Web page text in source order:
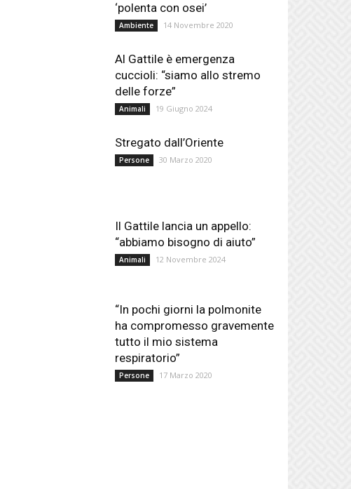
‘polenta con osei’
Ambiente 14 Novembre 2020
Al Gattile è emergenza
cuccioli: “siamo allo stremo
delle forze”
Animali 19 Giugno 2024
Stregato dall’Oriente
Persone 30 Marzo 2020
Il Gattile lancia un appello:
“abbiamo bisogno di aiuto”
Animali 12 Novembre 2024
“In pochi giorni la polmonite
ha compromesso gravemente
tutto il mio sistema
respiratorio”
Persone 17 Marzo 2020